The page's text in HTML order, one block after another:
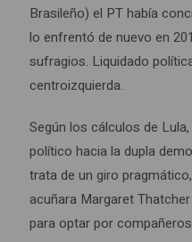
Brasileño) el PT había
lo enfrentó de nuevo en
sufragios. Liquidado
centroizquierda.
Según los cálculos de
político hacia la dupla
trata de un giro
acuñara Margaret
para optar por